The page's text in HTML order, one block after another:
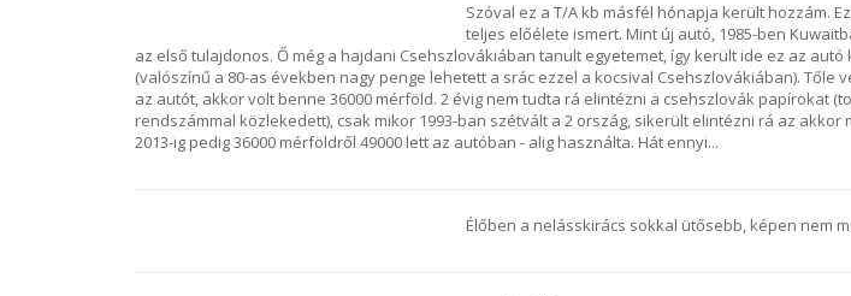
Szóval ez a T/A kb másfél hónapja került hozzám.
teljes előélete ismert. Mint új autó, 1985-ben
az első tulajdonos. Ő még a hajdani Csehszlovákiában tanult egyetemet, így került ide ez az
(valószínű a 80-as években nagy penge lehetett a srác ezzel a kocsival Csehszlovákiában). Tőle
az autót, akkor volt benne 36000 mérföld. 2 évig nem tudta rá elintézni a csehszlovák papírokat
rendszámmal közlekedett), csak mikor 1993-ban szétvált a 2 ország, sikerült elintézni rá az akkor
2013-ig pedig 36000 mérföldről 49000 lett az autóban - alig használta. Hát ennyi...
Élőben a nelásskirács sokkal ütősebb, képen nem